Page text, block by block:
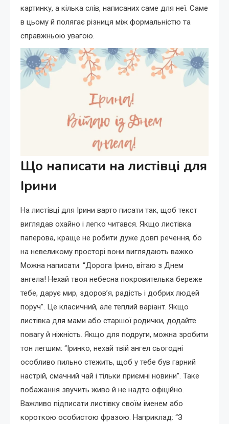
картинку, а кілька слів, написаних саме для неї. Саме
в цьому й полягає різниця між формальністю та
справжньою увагою.
Що написати на листівці для
Ірини
На листівці для Ірини варто писати так, щоб текст
виглядав охайно і легко читався. Якщо листівка
паперова, краще не робити дуже довгі речення, бо
на невеликому просторі вони виглядають важко.
Можна написати: “Дорога Ірино, вітаю з Днем
ангела! Нехай твоя небесна покровителька береже
тебе, дарує мир, здоров’я, радість і добрих людей
поруч”. Це класичний, але теплий варіант. Якщо
листівка для мами або старшої родички, додайте
повагу й ніжність. Якщо для подруги, можна зробити
тон легшим: “Іринко, нехай твій ангел сьогодні
особливо пильно стежить, щоб у тебе був гарний
настрій, смачний чай і тільки приємні новини”. Таке
побажання звучить живо й не надто офіційно.
Важливо підписати листівку своїм іменем або
короткою особистою фразою. Наприклад: “З